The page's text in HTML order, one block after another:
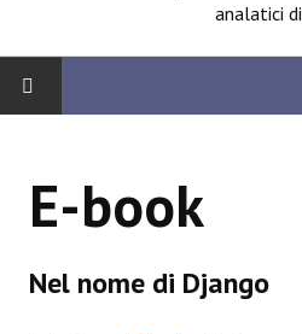
analatici
BOARD
E-book
Nel nome di Django